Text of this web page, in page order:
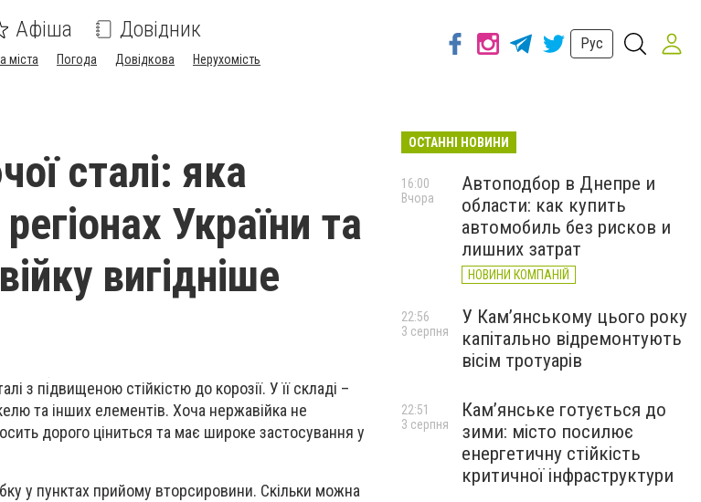
Афіша Довідник
міста Погода Довідкова Нерухомість
Рус
сталі: яка
України та
вигідніше
з підвищеною стійкістю до корозії. У її складі –
та інших елементів. Хоча нержавійка не
дорого ціниться та має широке застосування у
у пунктах прийому вторсировини. Скільки можна
ОСТАННІ НОВИНИ
Автоподбор в Днепре и
области: как купить
автомобиль без рисков и
лишних затрат
НОВИНИ КОМПАНІЙ
16:00
Вчора
У Кам’янському цього року
капітально відремонтують
вісім тротуарів
22:56
3 серпня
Кам’янське готується до
зими: місто посилює
енергетичну стійкість
критичної інфраструктури
22:51
3 серпня